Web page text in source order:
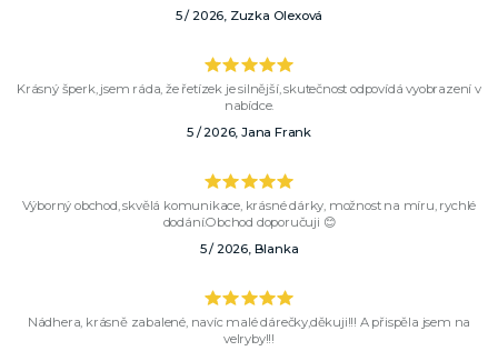
5 / 2026, Zuzka Olexová
Krásný šperk, jsem ráda, že řetízek je silnější, skutečnost odpovídá vyobrazení v
nabídce.
5 / 2026, Jana Frank
Výborný obchod, skvělá komunikace, krásné dárky, možnost na míru, rychlé
dodání.Obchod doporučuji 😊
5 / 2026, Blanka
Nádhera, krásně zabalené, navíc malé dárečky,děkuji!!! A přispěla jsem na
velryby!!!